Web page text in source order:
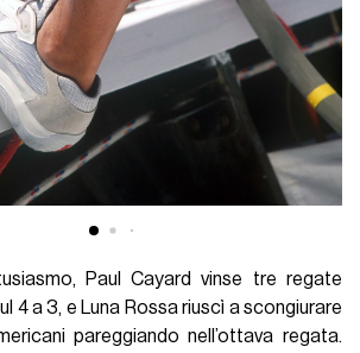
Paul Cayard vinse tre regate
4 a 3, e Luna Rossa riuscì a scongiurare
pareggiando nell’ottava regata.